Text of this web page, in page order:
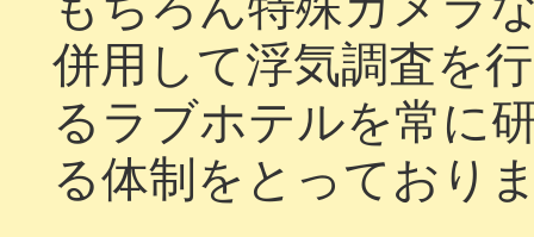
併用して浮気調査を
るラブホテルを常に
る体制をとっており